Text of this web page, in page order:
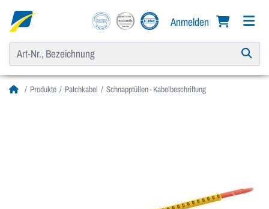
Anmelden
Produkte Patchkabel Schnapptüllen - Kabelbeschriftung